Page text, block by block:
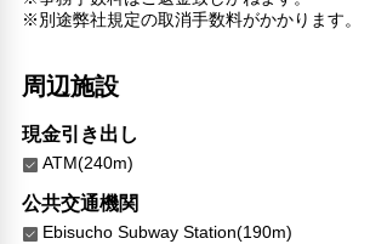
※別途弊社規定の取消手数料がかかります。
周辺施設
現金引き出し
ATM(240m)
公共交通機関
Ebisucho Subway Station(190m)